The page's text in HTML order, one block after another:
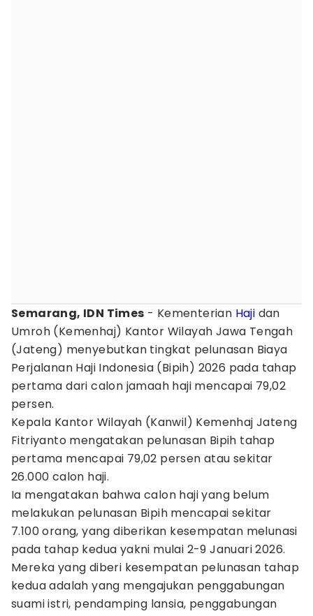
Semarang, IDN Times - Kementerian Haji dan
Umroh (Kemenhaj) Kantor Wilayah Jawa Tengah
(Jateng) menyebutkan tingkat pelunasan Biaya
Perjalanan Haji Indonesia (Bipih) 2026 pada tahap
pertama dari calon jamaah haji mencapai 79,02
persen.
Kepala Kantor Wilayah (Kanwil) Kemenhaj Jateng
Fitriyanto mengatakan pelunasan Bipih tahap
pertama mencapai 79,02 persen atau sekitar
26.000 calon haji.
Ia mengatakan bahwa calon haji yang belum
melakukan pelunasan Bipih mencapai sekitar
7.100 orang, yang diberikan kesempatan melunasi
pada tahap kedua yakni mulai 2-9 Januari 2026.
Mereka yang diberi kesempatan pelunasan tahap
kedua adalah yang mengajukan penggabungan
suami istri, pendamping lansia, penggabungan